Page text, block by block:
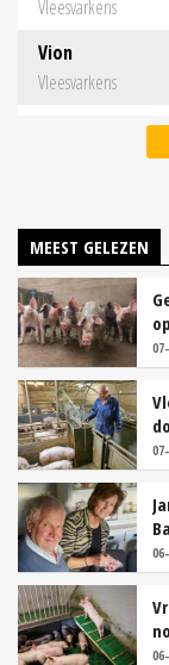
Vleesvarkens
Vion
Vleesvarkens
MEEST GELEZEN